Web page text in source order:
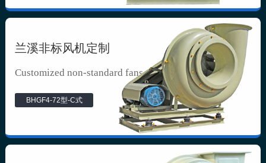
兰溪非标风机定制
Customized non-standard fans
BHGF4-72型-C式